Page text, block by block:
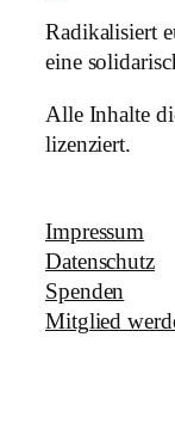
Radikalisiert
eine
Alle Inhalte
lizenziert.
Impressum
Datenschutz
Spenden
Mitglied